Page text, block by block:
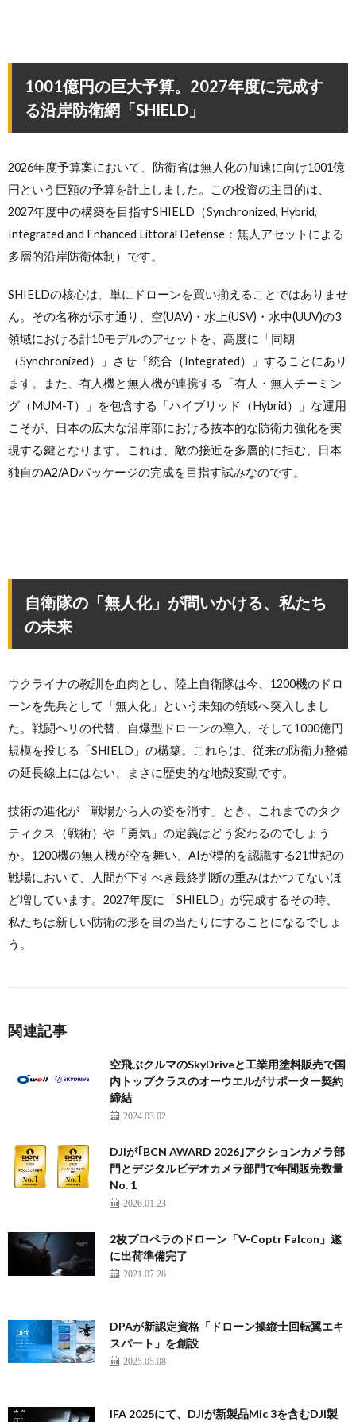
1001億円の巨大予算。2027年度に完成す
る沿岸防衛網「SHIELD」
2026年度予算案において、防衛省は無人化の加速に向け1001億
円という巨額の予算を計上しました。この投資の主目的は、
2027年度中の構築を目指すSHIELD（Synchronized, Hybrid,
Integrated and Enhanced Littoral Defense：無人アセットによる
多層的沿岸防衛体制）です。
SHIELDの核心は、単にドローンを買い揃えることではありませ
ん。その名称が示す通り、空(UAV)・水上(USV)・水中(UUV)の3
領域における計10モデルのアセットを、高度に「同期
（Synchronized）」させ「統合（Integrated）」することにあり
ます。また、有人機と無人機が連携する「有人・無人チーミン
グ（MUM-T）」を包含する「ハイブリッド（Hybrid）」な運用
こそが、日本の広大な沿岸部における抜本的な防衛力強化を実
現する鍵となります。これは、敵の接近を多層的に拒む、日本
独自のA2/ADパッケージの完成を目指す試みなのです。
自衛隊の「無人化」が問いかける、私たち
の未来
ウクライナの教訓を血肉とし、陸上自衛隊は今、1200機のドロ
ーンを先兵として「無人化」という未知の領域へ突入しまし
た。戦闘ヘリの代替、自爆型ドローンの導入、そして1000億円
規模を投じる「SHIELD」の構築。これらは、従来の防衛力整備
の延長線上にはない、まさに歴史的な地殻変動です。
技術の進化が「戦場から人の姿を消す」とき、これまでのタク
ティクス（戦術）や「勇気」の定義はどう変わるのでしょう
か。1200機の無人機が空を舞い、AIが標的を認識する21世紀の
戦場において、人間が下すべき最終判断の重みはかつてないほ
ど増しています。2027年度に「SHIELD」が完成するその時、
私たちは新しい防衛の形を目の当たりにすることになるでしょ
う。
関連記事
空飛ぶクルマのSkyDriveと工業用塗料販売で国
内トップクラスのオーウエルがサポーター契約
締結
2024.03.02
DJIが｢BCN AWARD 2026｣アクションカメラ部
門とデジタルビデオカメラ部門で年間販売数量
No. 1
2026.01.23
2枚プロペラのドローン「V-Coptr Falcon」遂
に出荷準備完了
2021.07.26
DPAが新認定資格「ドローン操縦士回転翼エキ
スパート」を創設
2025.05.08
IFA 2025にて、DJIが新製品Mic 3を含むDJI製